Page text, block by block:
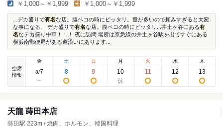
￥1,000～￥1,999 ￥1,000～￥1,999
...デカ盛りで有名な店。腹ペコの時にピッタリ。量が多いので頼みすぎると大変
な事になる。 デカ盛りで有名な店。腹ペコの時にピッタリ...井土ヶ谷にある有
名なデカ盛り中華！！！ 夜に訪問 場所は京急線の井土ヶ谷駅を出てすぐにある
横浜南郵便局がある道沿いにあります...
空席
情報
金
8/7
土
8
日
9
月
10
火
11
水
12
木
13
天龍 蒔田本店
蒔田駅 223m / 焼肉、ホルモン、韓国料理